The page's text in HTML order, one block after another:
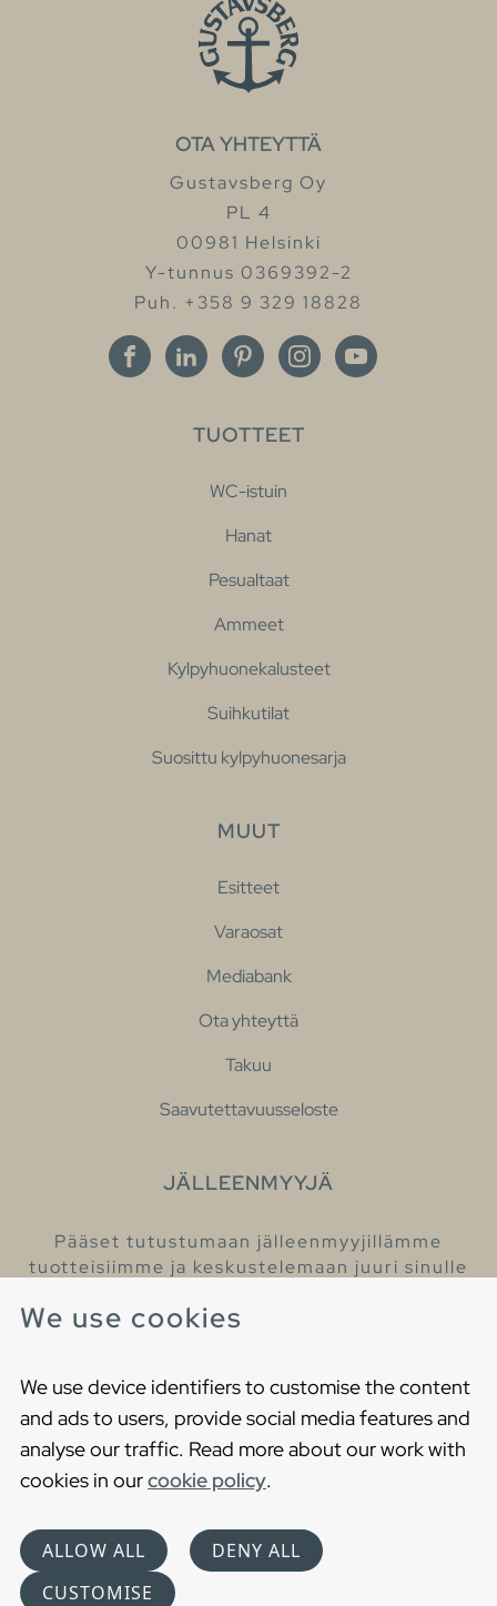
We use cookies
We use device identifiers to customise the content
and ads to users, provide social media features and
analyse our traffic. Read more about our work with
cookies in ourcookie policy.
ALLOW ALL
DENY ALL
CUSTOMISE
OTA YHTEYTTÄ
Gustavsberg Oy
PL 4
00981 Helsinki
Y-tunnus 0369392-2
Puh. +358 9 329 18828
TUOTTEET
WC-istuin
Hanat
Pesualtaat
Ammeet
Kylpyhuonekalusteet
Suihkutilat
Suosittu kylpyhuonesarja
MUUT
Esitteet
Varaosat
Mediabank
Ota yhteyttä
Takuu
Saavutettavuusseloste
JÄLLEENMYYJÄ
Pääset tutustumaan jälleenmyyjillämme
tuotteisiimme ja keskustelemaan juuri sinulle
Cookies
Privacy statement
Choose language